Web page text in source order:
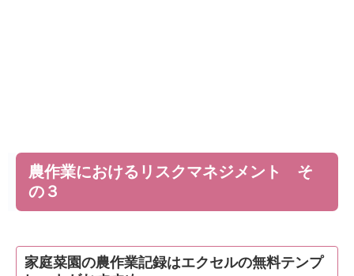
農作業におけるリスクマネジメント そ
の３
家庭菜園の農作業記録はエクセルの無料テンプ